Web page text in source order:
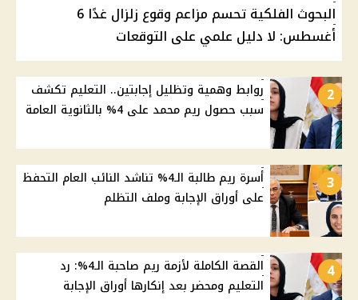
البحوث الفلكية تحسم مزاعم وقوع زلزال غدًا 6
أغسطس: لا دليل علمي على التوقعات
2
روابط وهمية وتظليل إجابتين.. التعليم تكشف
سبب حصول ريم محمد على 4% بالثانوية العامة
3
أسرة ريم طالبة الـ4% تناشد النائب العام التحفظ
على أوراق الإجابة وملف التظلم
4
القصة الكاملة لأزمة ريم صاحبة الـ4%: رد
التعليم ومحضر بعد إنكارها أوراق الإجابة